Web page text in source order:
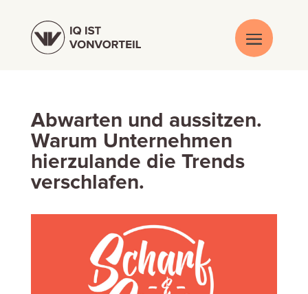
Abwarten und aussitzen.
Warum Unternehmen
hierzulande die Trends
verschlafen.